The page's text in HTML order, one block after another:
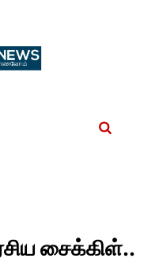
சைக்கிள்..